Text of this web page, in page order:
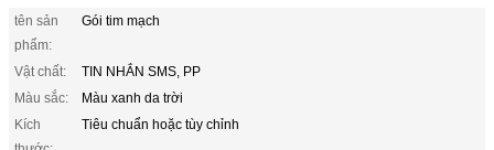
tên sản
phẩm:
Gói tim mạch
Vật chất:
TIN NHẮN SMS, PP
Màu sắc:
Màu xanh da trời
Kích
Tiêu chuẩn hoặc tùy chỉnh